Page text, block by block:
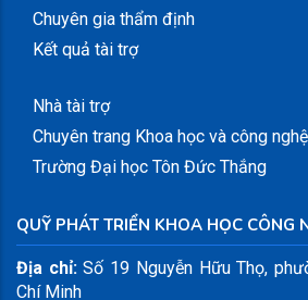
Chuyên gia thẩm định
Kết quả tài trợ
Nhà tài trợ
Chuyên trang Khoa học và công nghệ
Trường Đại học Tôn Đức Thắng
QUỸ PHÁT TRIỂN KHOA HỌC CÔNG
Địa chỉ:Số 19 Nguyễn Hữu Thọ,
Chí Minh